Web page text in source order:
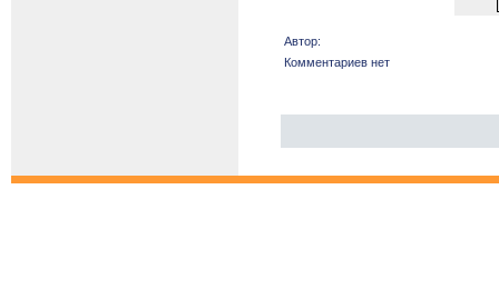
Автор:
Комментариев нет